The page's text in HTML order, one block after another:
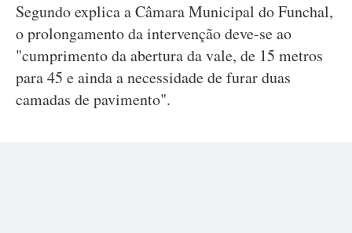
Segundo explica a Câmara Municipal do Funchal,
o prolongamento da intervenção deve-se ao
"cumprimento da abertura da vale, de 15 metros
para 45 e ainda a necessidade de furar duas
camadas de pavimento".